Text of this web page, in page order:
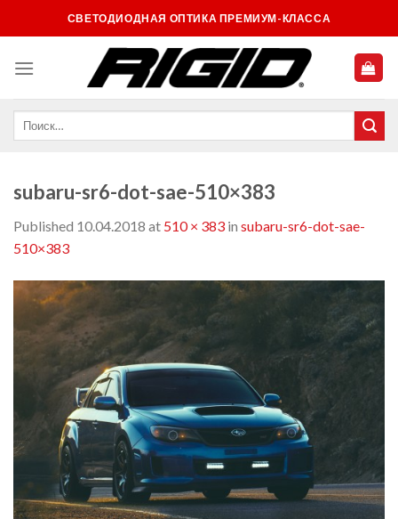
to
СВЕТОДИОДНАЯ ОПТИКА ПРЕМИУМ-КЛАССА
subaru-sr6-dot-sae-510×383
Published 10.04.2018 at 510 × 383 in subaru-sr6-dot-sae-
510×383